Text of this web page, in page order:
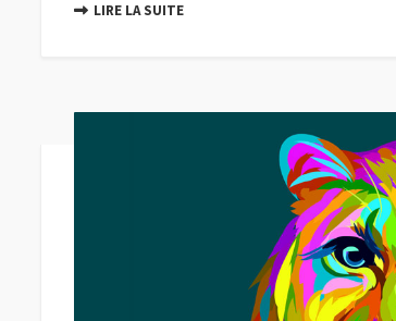
LIRE LA SUITE